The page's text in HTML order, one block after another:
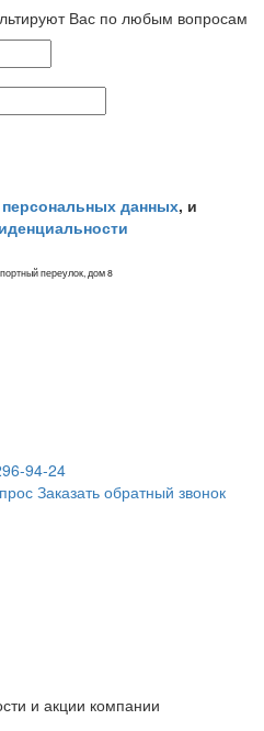
Вас по любым вопросам
персональных данных, и
переулок, дом 8
94-24
Заказать обратный звонок
и акции компании